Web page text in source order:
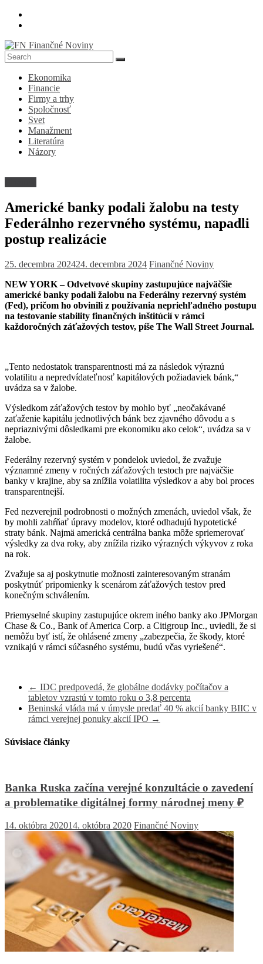
Skip
FN
Finančné
Noviny
Denník
ekonomike
spoločnosti
Ekonomika
Financie
Firmy a trhy
Spoločnosť
Svet
Manažment
Literatúra
Názory
Americké banky podali žalobu na testy
Federálnho rezervného systému, napadli
postup realizácie
25. decembra 202424. decembra 2024 Finančné Noviny
NEW YORK – Odvetvové skupiny zastupujúce najväčšie
americké banky podali žalobu na Federálny rezervný systém
(Fed), pričom ho obvinili z používania nepriehľadného postupu
na testovanie stability finančných inštitúcií v rámci
každoročných záťažových testov, píše The Wall Street Journal.
„Tento nedostatok transparentnosti má za následok výraznú
volatilitu a nepredvídateľnosť kapitálových požiadaviek bánk,“
uvádza sa v žalobe.
Výsledkom záťažových testov by mohlo byť „neočakávané
zaťaženie kapitálu jednotlivých bánk bez zjavného dôvodu a s
nepriaznivými dôsledkami pre ekonomiku ako celok“, uvádza sa v
žalobe.
Federálny rezervný systém v pondelok uviedol, že zvažuje
významné zmeny v ročných záťažových testoch pre najväčšie
banky v krajine, aby sa znížila volatilita výsledkov a aby bol proces
transparentnejší.
Fed nezverejnil podrobnosti o možných zmenách, uviedol však, že
by mohli zahŕňať úpravy modelov, ktoré odhadujú hypotetické
straty bánk. Najmä americká centrálna banka môže spriemerovať
výsledky za dva roky, aby znížila riziko výrazných výkyvov z roka
na rok.
Zvažuje sa aj poskytnutie možnosti zainteresovaným stranám
poskytnúť pripomienky k scenárom záťažových testov pred
konečným schválením.
Priemyselné skupiny zastupujúce okrem iného banky ako JPMorgan
Chase & Co., Bank of America Corp. a Citigroup Inc., uviedli, že si
nemôžu byť istí, že ohlásené zmeny „zabezpečia, že škody, ktoré
vznikajú v rámci súčasného systému, budú včas vyriešené“.
← IDC predpovedá, že globálne dodávky počítačov a
tabletov vzrastú v tomto roku o 3,8 percenta
Beninská vláda má v úmysle predať 40 % akcií banky BIIC v
rámci verejnej ponuky akcií IPO →
Súvisiace články
Banka Ruska začína verejné konzultácie o zavedení
a problematike digitálnej formy národnej meny ₽
14. októbra 202014. októbra 2020 Finančné Noviny